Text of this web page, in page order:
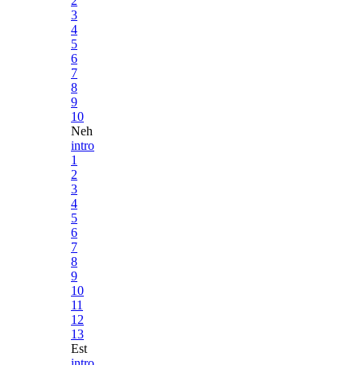
3
4
5
6
7
8
9
10
Neh
intro
1
2
3
4
5
6
7
8
9
10
11
12
13
Est